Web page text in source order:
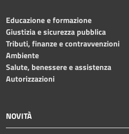
Educazione e formazione
Giustizia e sicurezza pubblica
Tributi, finanze e contravvenzioni
Ambiente
Salute, benessere e assistenza
Autorizzazioni
NOVITÀ